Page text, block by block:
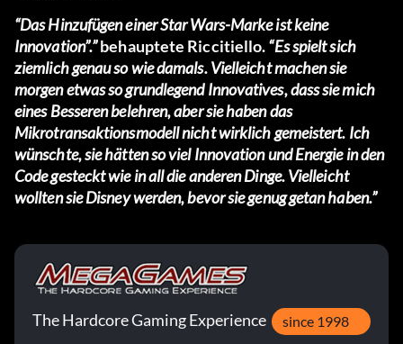
“Das Hinzufügen einer Star Wars-Marke ist keine
Innovation”.”behauptete Riccitiello.“Es spielt sich
ziemlich genau so wie damals. Vielleicht machen sie
morgen etwas so grundlegend Innovatives, dass sie mich
eines Besseren belehren, aber sie haben das
Mikrotransaktionsmodell nicht wirklich gemeistert. Ich
wünschte, sie hätten so viel Innovation und Energie in den
Code gesteckt wie in all die anderen Dinge. Vielleicht
wollten sie Disney werden, bevor sie genug getan haben.”
The Hardcore Gaming Experience since 1998